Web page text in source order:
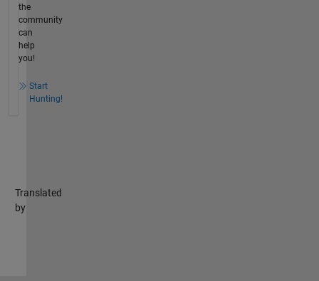
the
community
can
help
you!
Start
Hunting!
Translated
by